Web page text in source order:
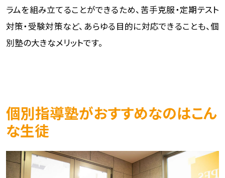
ラムを組み立てることができるため、苦手克服・定期テスト
対策・受験対策など、あらゆる目的に対応できることも、個
別塾の大きなメリットです。
個別指導塾がおすすめなのはこん
な生徒